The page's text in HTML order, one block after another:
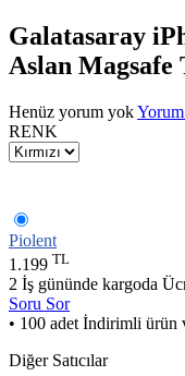
Galatasaray
Aslan Magsafe
Henüz yorum yok
RENK
Piolent
1.199 TL
2 İş gününde kargoda
Soru Sor
• 100 adet İndirimli ürün
Diğer Satıcılar